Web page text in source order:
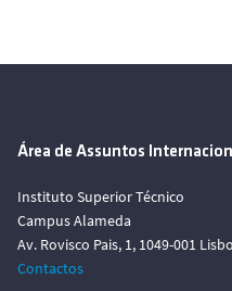
Área de Assuntos
Instituto Superior Técnico
Campus Alameda
Av. Rovisco Pais, 1, 1049-001
Contactos